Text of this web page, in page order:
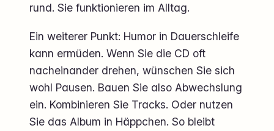
rund. Sie funktionieren im Alltag.
Ein weiterer Punkt: Humor in Dauerschleife
kann ermüden. Wenn Sie die CD oft
nacheinander drehen, wünschen Sie sich
wohl Pausen. Bauen Sie also Abwechslung
ein. Kombinieren Sie Tracks. Oder nutzen
Sie das Album in Häppchen. So bleibt